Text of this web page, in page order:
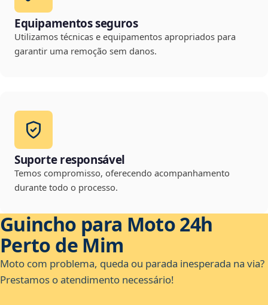
Equipamentos seguros
Utilizamos técnicas e equipamentos apropriados para
garantir uma remoção sem danos.
Suporte responsável
Temos compromisso, oferecendo acompanhamento
durante todo o processo.
Guincho para Moto 24h
Perto de Mim
Moto com problema, queda ou parada inesperada na via?
Prestamos o atendimento necessário!